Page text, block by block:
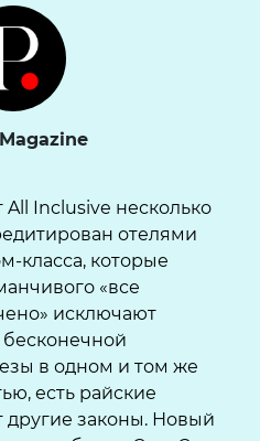
All Inclusive несколько
отелями
класса, которые
«все
исключают
бесконечной
в одном и том же
есть райские
другие законы. Новый